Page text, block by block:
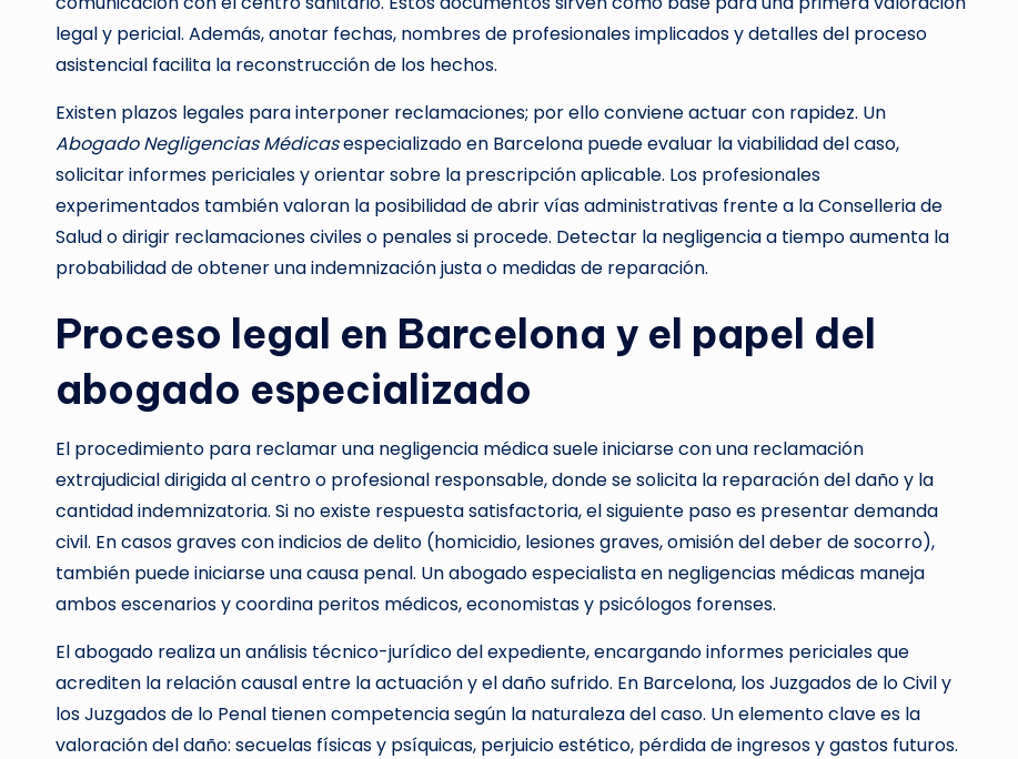
legal y pericial. Además, anotar fechas, nombres de profesionales implicados y detalles del proceso
asistencial facilita la reconstrucción de los hechos.
Existen plazos legales para interponer reclamaciones; por ello conviene actuar con rapidez. Un
Abogado Negligencias Médicasespecializado en Barcelona puede evaluar la viabilidad del caso,
solicitar informes periciales y orientar sobre la prescripción aplicable. Los profesionales
experimentados también valoran la posibilidad de abrir vías administrativas frente a la Conselleria de
Salud o dirigir reclamaciones civiles o penales si procede. Detectar la negligencia a tiempo aumenta la
probabilidad de obtener una indemnización justa o medidas de reparación.
Proceso legal en Barcelona y el papel del
abogado especializado
El procedimiento para reclamar una negligencia médica suele iniciarse con una reclamación
extrajudicial dirigida al centro o profesional responsable, donde se solicita la reparación del daño y la
cantidad indemnizatoria. Si no existe respuesta satisfactoria, el siguiente paso es presentar demanda
civil. En casos graves con indicios de delito (homicidio, lesiones graves, omisión del deber de socorro),
también puede iniciarse una causa penal. Un abogado especialista en negligencias médicas maneja
ambos escenarios y coordina peritos médicos, economistas y psicólogos forenses.
El abogado realiza un análisis técnico-jurídico del expediente, encargando informes periciales que
acrediten la relación causal entre la actuación y el daño sufrido. En Barcelona, los Juzgados de lo Civil y
los Juzgados de lo Penal tienen competencia según la naturaleza del caso. Un elemento clave es la
valoración del daño: secuelas físicas y psíquicas, perjuicio estético, pérdida de ingresos y gastos futuros.